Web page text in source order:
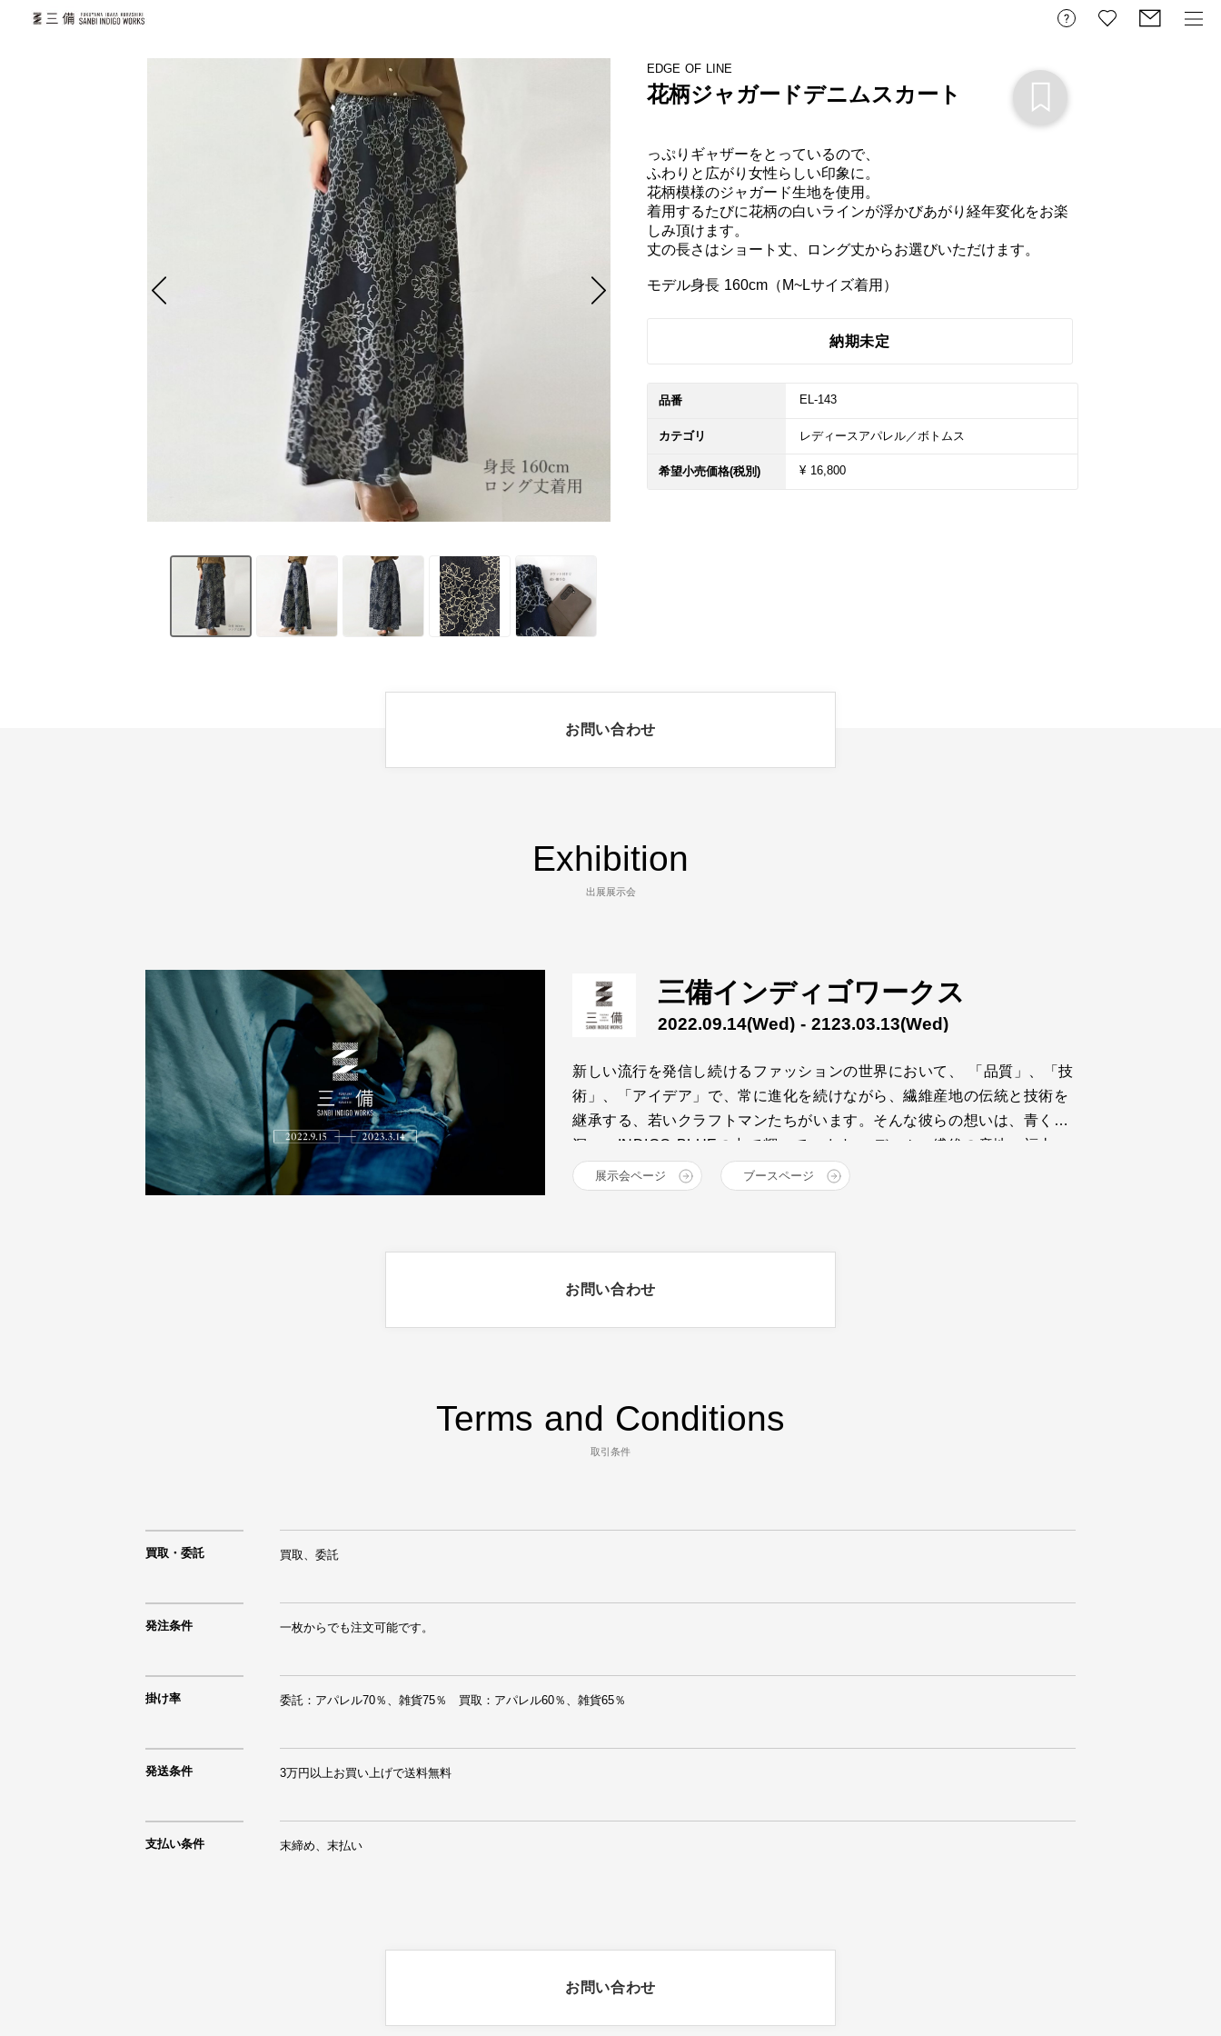
EDGE OF LINE
花柄ジャガードデニムスカート
っぷりギャザーをとっているので、
ふわりと広がり女性らしい印象に。
花柄模様のジャガード生地を使用。
着用するたびに花柄の白いラインが浮かびあがり経年変化をお楽
しみ頂けます。
丈の長さはショート丈、ロング丈からお選びいただけます。
モデル身長 160cm（M~Lサイズ着用）
納期未定
品番 EL-143
カテゴリ レディースアパレル／ボトムス
希望小売価格(税別) ¥ 16,800
お問い合わせ
Exhibition
出展展示会
三備インディゴワークス
2022.09.14(Wed) - 2123.03.13(Wed)
新しい流行を発信し続けるファッションの世界において、 「品質」、「技
術」、「アイデア」で、常に進化を続けながら、繊維産地の伝統と技術を
継承する、若いクラフトマンたちがいます。そんな彼らの想いは、青く、
深い、INDIGO BLUEの中で輝いています。 デニム・繊維の産地、福山、
井原、倉敷エリアの14ブランドが、クラフトマンシップ溢れるものづくり
をお届けします。
展示会ページ ブースページ
お問い合わせ
Terms and Conditions
取引条件
買取・委託 買取、委託
発注条件 一枚からでも注文可能です。
掛け率 委託：アパレル70％、雑貨75％　買取：アパレル60％、雑貨65％
発送条件 3万円以上お買い上げで送料無料
支払い条件 末締め、末払い
お問い合わせ